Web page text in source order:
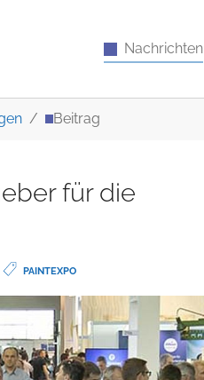
Nachrichten
Beitrag
für die
PAINTEXPO